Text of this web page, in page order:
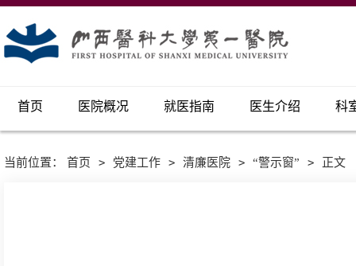
首页 医院概况 就医指南 医生介绍 科
当前位置： 首页 > 党建工作 > 清廉医院 > “警示窗” > 正文